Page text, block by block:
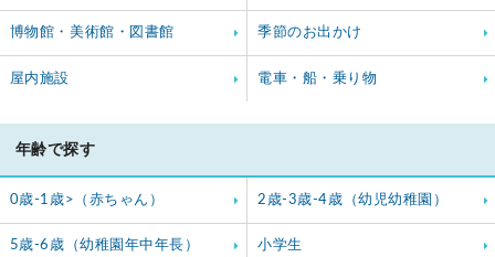
博物館・美術館・図書館 季節のお出かけ
屋内施設 電車・船・乗り物
年齢で探す
0歳-1歳>（赤ちゃん） 2歳-3歳-4歳（幼児幼稚園）
5歳-6歳（幼稚園年中年長） 小学生